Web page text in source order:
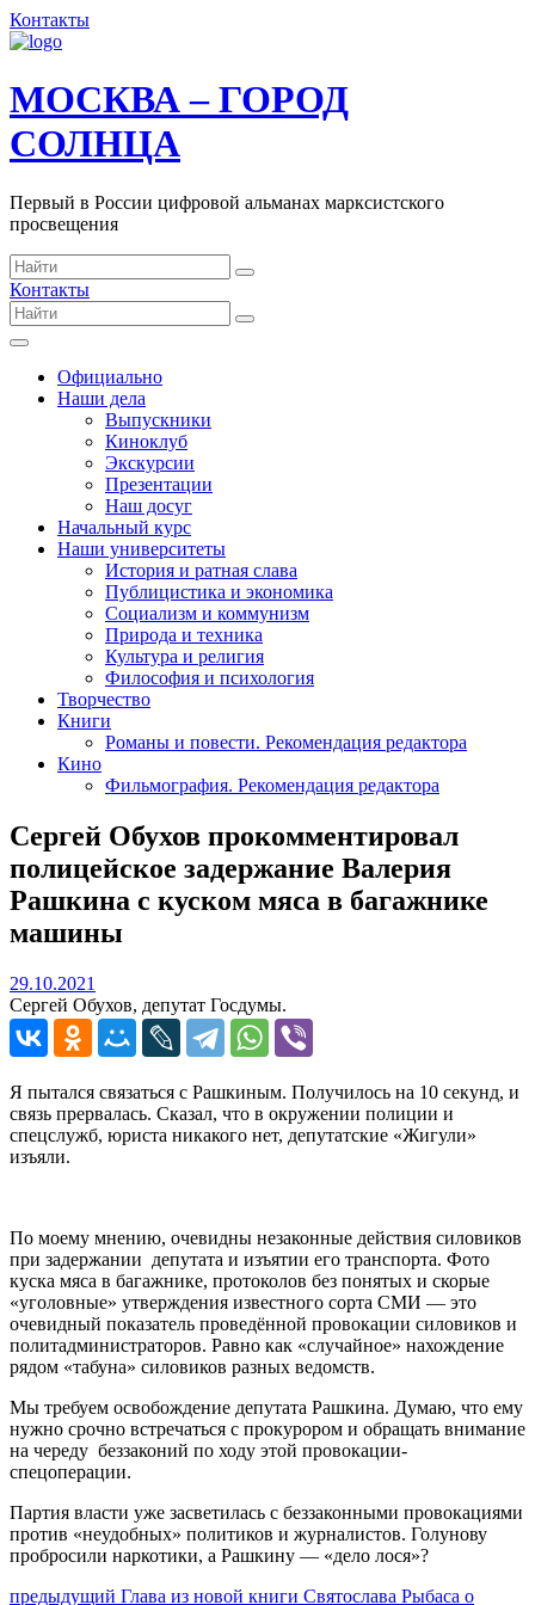
Контакты
МОСКВА – ГОРОД
СОЛНЦА
Первый в России цифровой альманах марксистского
просвещения
Контакты
Официально
Наши дела
Выпускники
Киноклуб
Экскурсии
Презентации
Наш досуг
Начальный курс
Наши университеты
История и ратная слава
Публицистика и экономика
Социализм и коммунизм
Природа и техника
Культура и религия
Философия и психология
Творчество
Книги
Романы и повести. Рекомендация редактора
Кино
Фильмография. Рекомендация редактора
Сергей Обухов прокомментировал
полицейское задержание Валерия
Рашкина с куском мяса в багажнике
машины
29.10.2021
Сергей Обухов, депутат Госдумы.
Я пытался связаться с Рашкиным. Получилось на 10 секунд, и
связь прервалась. Сказал, что в окружении полиции и
спецслужб, юриста никакого нет, депутатские «Жигули»
изъяли.
По моему мнению, очевидны незаконные действия силовиков
при задержании депутата и изъятии его транспорта. Фото
куска мяса в багажнике, протоколов без понятых и скорые
«уголовные» утверждения известного сорта СМИ — это
очевидный показатель проведённой провокации силовиков и
политадминистраторов. Равно как «случайное» нахождение
рядом «табуна» силовиков разных ведомств.
Мы требуем освобождение депутата Рашкина. Думаю, что ему
нужно срочно встречаться с прокурором и обращать внимание
на череду беззаконий по ходу этой провокации-
спецоперации.
Партия власти уже засветилась с беззаконными провокациями
против «неудобных» политиков и журналистов. Голунову
пробросили наркотики, а Рашкину — «дело лося»?
предыдущий Предыдущий
Глава из новой книги Святослава Рыбаса о